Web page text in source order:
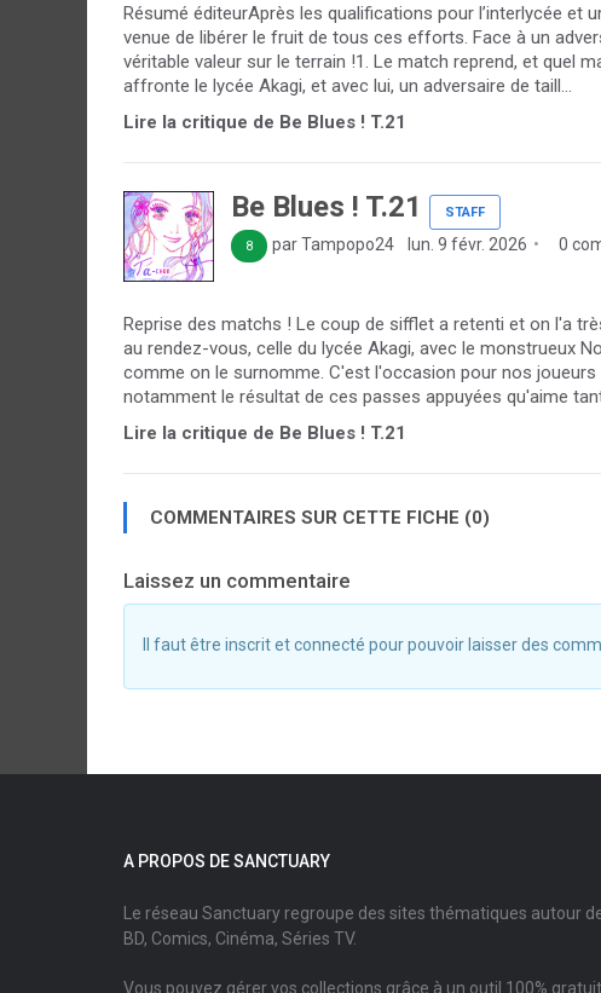
Résumé éditeurAprès les qualifications pour l’interlycée et
venue de libérer le fruit de tous ces efforts. Face à un
véritable valeur sur le terrain !1. Le match reprend, et quel
affronte le lycée Akagi, et avec lui, un adversaire de taill...
Lire la critique de Be Blues ! T.21
Be Blues ! T.21 STAFF
8 par Tampopo24 lun. 9 févr. 2026 0
Reprise des matchs ! Le coup de sifflet a retenti et on l'a
au rendez-vous, celle du lycée Akagi, avec le monstrueux
comme on le surnomme. C'est l'occasion pour nos
notamment le résultat de ces passes appuyées qu'aime
Lire la critique de Be Blues ! T.21
COMMENTAIRES SUR CETTE FICHE (0)
Laissez un commentaire
Il faut être inscrit et connecté pour pouvoir laisser des
A PROPOS DE SANCTUARY
Le réseau Sanctuary regroupe des sites thématiques autour
BD, Comics, Cinéma, Séries TV.
Vous pouvez gérer vos collections grâce à un outil 100% gratuit.